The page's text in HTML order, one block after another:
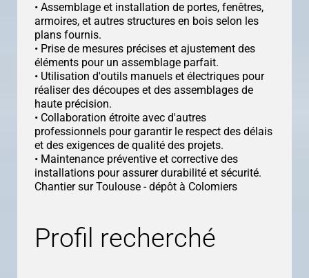
• Assemblage et installation de portes, fenêtres,
armoires, et autres structures en bois selon les
plans fournis.
• Prise de mesures précises et ajustement des
éléments pour un assemblage parfait.
• Utilisation d'outils manuels et électriques pour
réaliser des découpes et des assemblages de
haute précision.
• Collaboration étroite avec d'autres
professionnels pour garantir le respect des délais
et des exigences de qualité des projets.
• Maintenance préventive et corrective des
installations pour assurer durabilité et sécurité.
Chantier sur Toulouse - dépôt à Colomiers
Profil recherché